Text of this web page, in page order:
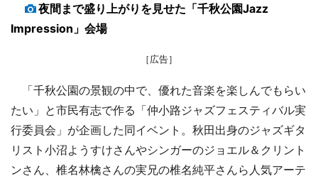
夜間まで盛り上がりを見せた「千秋公園Jazz
Impression」会場
［広告］
「千秋公園の景観の中で、優れた音楽を楽しんでもらい
たい」と市民有志で作る「仲小路ジャズフェスティバル実
行委員会」が企画した同イベント。秋田出身のジャズギタ
リスト小沼ようすけさんやシンガーのジョエル＆クリント
ンさん、椎名林檎さんの実兄の椎名純平さんら人気アーテ